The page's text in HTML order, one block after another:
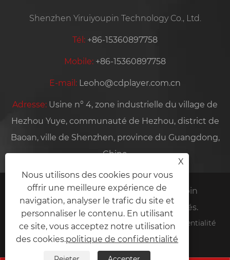
Shenzhen Yiruiyoupin Technology Co., Ltd.
Tél: +86-15360897758
Mobile: +86-15360897758
E-mail: Leoho@cdplayer.com.cn
Adresse: Usine n° 4, zone industrielle du village de
Hezhou Yuye, communauté de Hezhou, district de
Baoan, ville de Shenzhen, province du Guangdong,
Chine
Copyright © 2026 Shenzhen Yiruiyoupin
Technology Co., Ltd. Tous droits réservés.
Links Sitemap RSS XML politique de confidentialité
X
Nous utilisons des cookies pour vous
offrir une meilleure expérience de
navigation, analyser le trafic du site et
personnaliser le contenu. En utilisant
ce site, vous acceptez notre utilisation
des cookies.politique de confidentialité